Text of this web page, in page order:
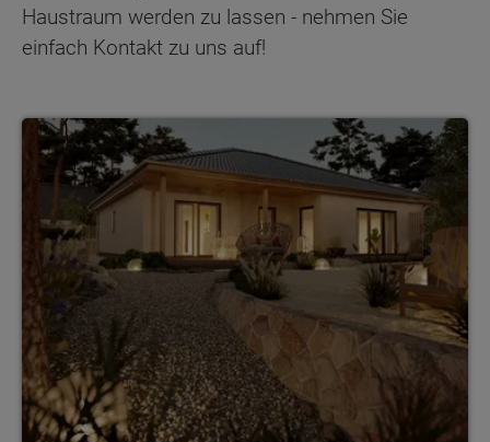
Haustraum werden zu lassen - nehmen Sie
einfach Kontakt zu uns auf!